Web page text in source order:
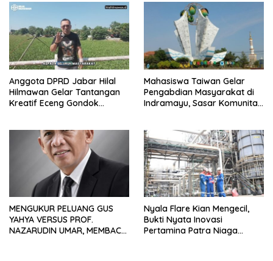
Anggota DPRD Jabar Hilal
Hilmawan Gelar Tantangan
Kreatif Eceng Gondok
Mahasiswa Taiwan Gelar
Pengabdian Masyarakat di
Indramayu, Sasar Komunitas
MENGUKUR PELUANG GUS
YAHYA VERSUS PROF.
NAZARUDIN UMAR, MEMBACA
Nyala Flare Kian Mengecil,
Bukti Nyata Inovasi
Pertamina Patra Niaga